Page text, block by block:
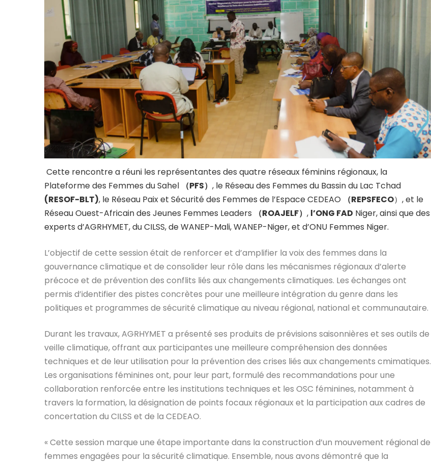
Cette rencontre a réuni les représentantes des quatre réseaux féminins régionaux, la
Plateforme des Femmes du Sahel
（PFS） , le Réseau des Femmes du Bassin du Lac Tchad
(RESOF-BLT), le Réseau Paix et Sécurité des Femmes de l’Espace CEDEAO （REPSFECO）, et le
Réseau Ouest-Africain des Jeunes Femmes Leaders
（ROAJELF） , l’ONG FAD Niger, ainsi que des
experts d’AGRHYMET, du CILSS, de WANEP-Mali, WANEP-Niger, et d’ONU Femmes Niger.
L’objectif de cette session était de renforcer et d’amplifier la voix des femmes dans la
gouvernance climatique et de consolider leur rôle dans les mécanismes régionaux d’alerte
précoce et de prévention des conflits liés aux changements climatiques. Les échanges ont
permis d’identifier des pistes concrètes pour une meilleure intégration du genre dans les
politiques et programmes de sécurité climatique au niveau régional, national et communautaire.
Durant les travaux, AGRHYMET a présenté ses produits de prévisions saisonnières et ses outils de
veille climatique, offrant aux participantes une meilleure compréhension des données
techniques et de leur utilisation pour la prévention des crises liés aux changements cmimatiques.
Les organisations féminines ont, pour leur part, formulé des recommandations pour une
collaboration renforcée entre les institutions techniques et les OSC féminines, notamment à
travers la formation, la désignation de points focaux régionaux et la participation aux cadres de
concertation du CILSS et de la CEDEAO.
« Cette session marque une étape importante dans la construction d’un mouvement régional de
femmes engagées pour la sécurité climatique. Ensemble, nous avons démontré que la